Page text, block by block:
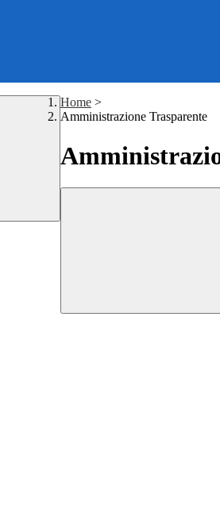
Home >
Amministrazione Trasparente